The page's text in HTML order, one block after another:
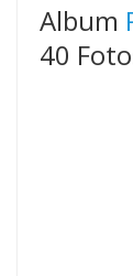
Album
40